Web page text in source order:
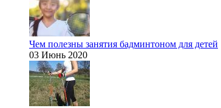
Чем полезны занятия бадминтоном для детей
03 Июнь 2020